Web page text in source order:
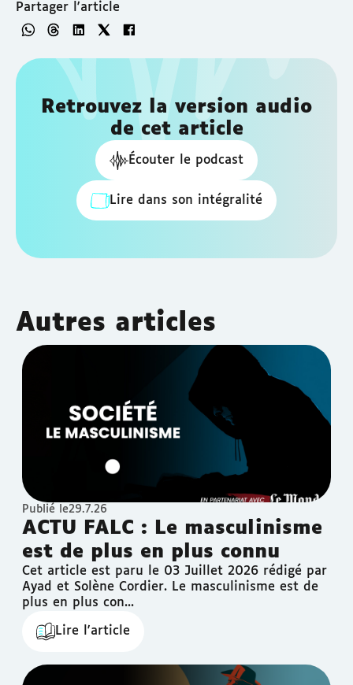
Partager l'article
Retrouvez la version audio
de cet article
Écouter le podcast
Lire dans son intégralité
Autres articles
Publié le29.7.26
ACTU FALC : Le masculinisme
est de plus en plus connu
Cet article est paru le 03 Juillet 2026 rédigé par
Ayad et Solène Cordier.‍ Le masculinisme est de
plus en plus con...
Lire l'article